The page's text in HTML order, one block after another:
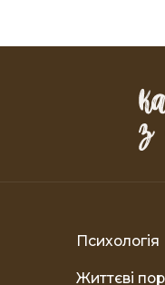
Психологія
Життєві